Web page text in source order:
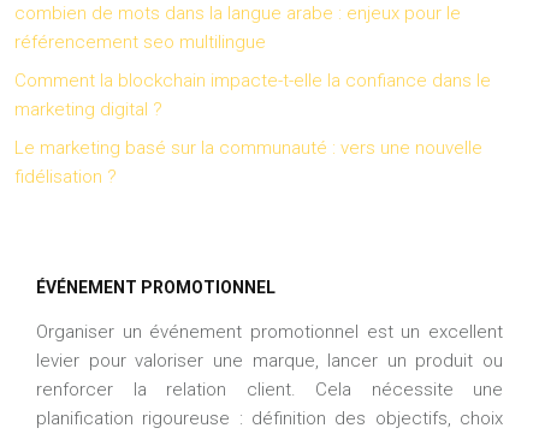
combien de mots dans la langue arabe : enjeux pour le
référencement seo multilingue
Comment la blockchain impacte-t-elle la confiance dans le
marketing digital ?
Le marketing basé sur la communauté : vers une nouvelle
fidélisation ?
ÉVÉNEMENT PROMOTIONNEL
Organiser un événement promotionnel est un excellent
levier pour valoriser une marque, lancer un produit ou
renforcer la relation client. Cela nécessite une
planification rigoureuse : définition des objectifs, choix